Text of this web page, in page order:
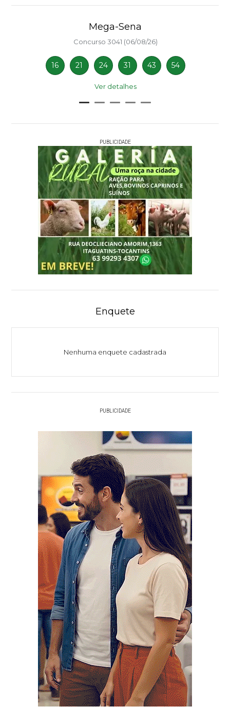
Mega-Sena
Concurso 3041 (06/08/26)
16 21 24 31 43 54
Ver detalhes
PUBLICIDADE
Enquete
Nenhuma enquete cadastrada
PUBLICIDADE